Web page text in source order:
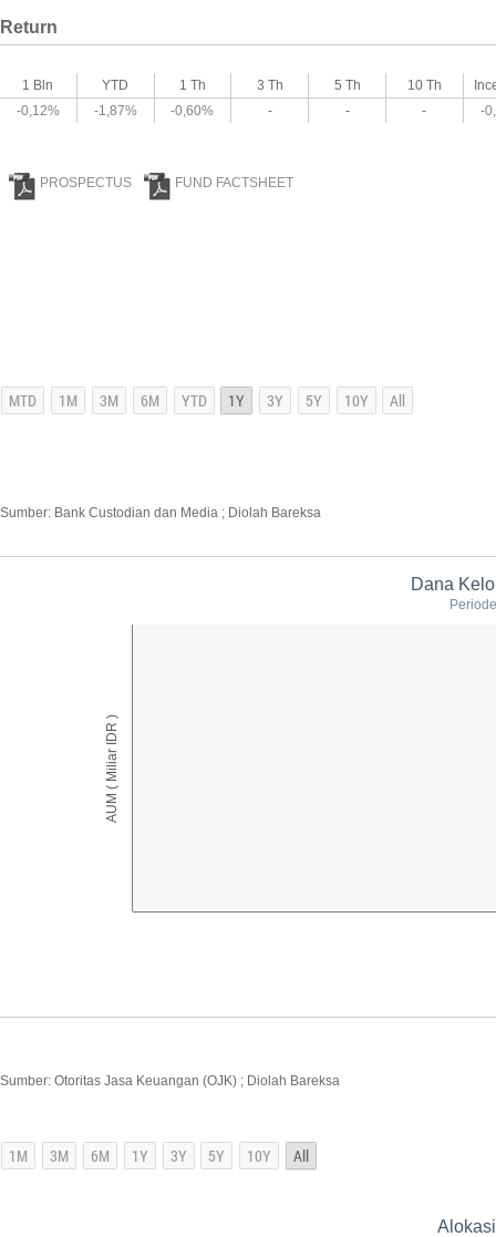
Return
1 Bln YTD 1 Th 3 Th 5 Th 10 Th
-0,12%
-1,87% -0,60% - - - -
PROSPECTUS FUND FACTSHEET
Sumber: Bank Custodian dan Media ; Diolah Bareksa
AUM ( Miliar IDR )
Dana
Sumber: Otoritas Jasa Keuangan (OJK) ; Diolah Bareksa